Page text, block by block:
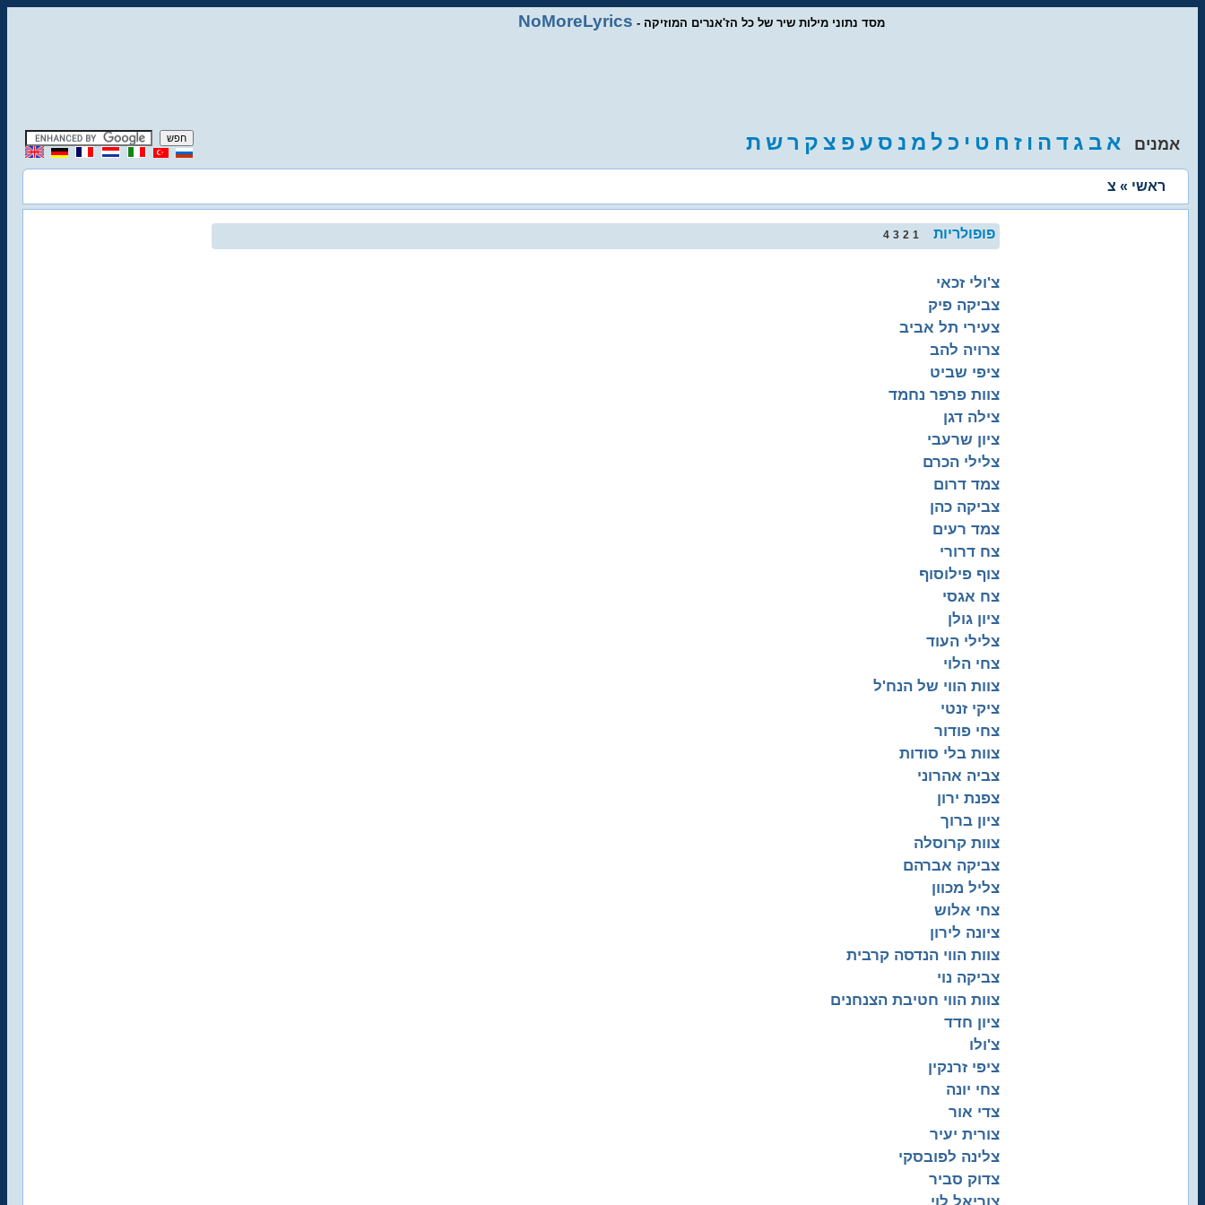
NoMoreLyrics - מסד נתוני מילות שיר של כל הז'אנרים המוזיקה
אמנים א ב ג ד ה ו ז ח ט י כ ל מ נ ס ע פ צ ק רש ת
ראשי » צ
4 3 2 1 פופולריות
צ'ולי זכאי
צביקה פיק
צעירי תל אביב
צרויה להב
ציפי שביט
צוות פרפר נחמד
צילה דגן
ציון שרעבי
צלילי הכרם
צמד דרום
צביקה כהן
צמד רעים
צח דרורי
צוף פילוסוף
צח אגסי
ציון גולן
צלילי העוד
צחי הלוי
צוות הווי של הנח'ל
ציקי זנטי
צחי פודור
צוות בלי סודות
צביה אהרוני
צפנת ירון
ציון ברוך
צוות קרוסלה
צביקה אברהם
צליל מכוון
צחי אלוש
ציונה לירון
צוות הווי הנדסה קרבית
צביקה נוי
צוות הווי חטיבת הצנחנים
ציון חדד
צ'ולו
ציפי זרנקין
צחי יונה
צדי אור
צורית יעיר
צלינה לפובסקי
צדוק סביר
צוריאל לוי